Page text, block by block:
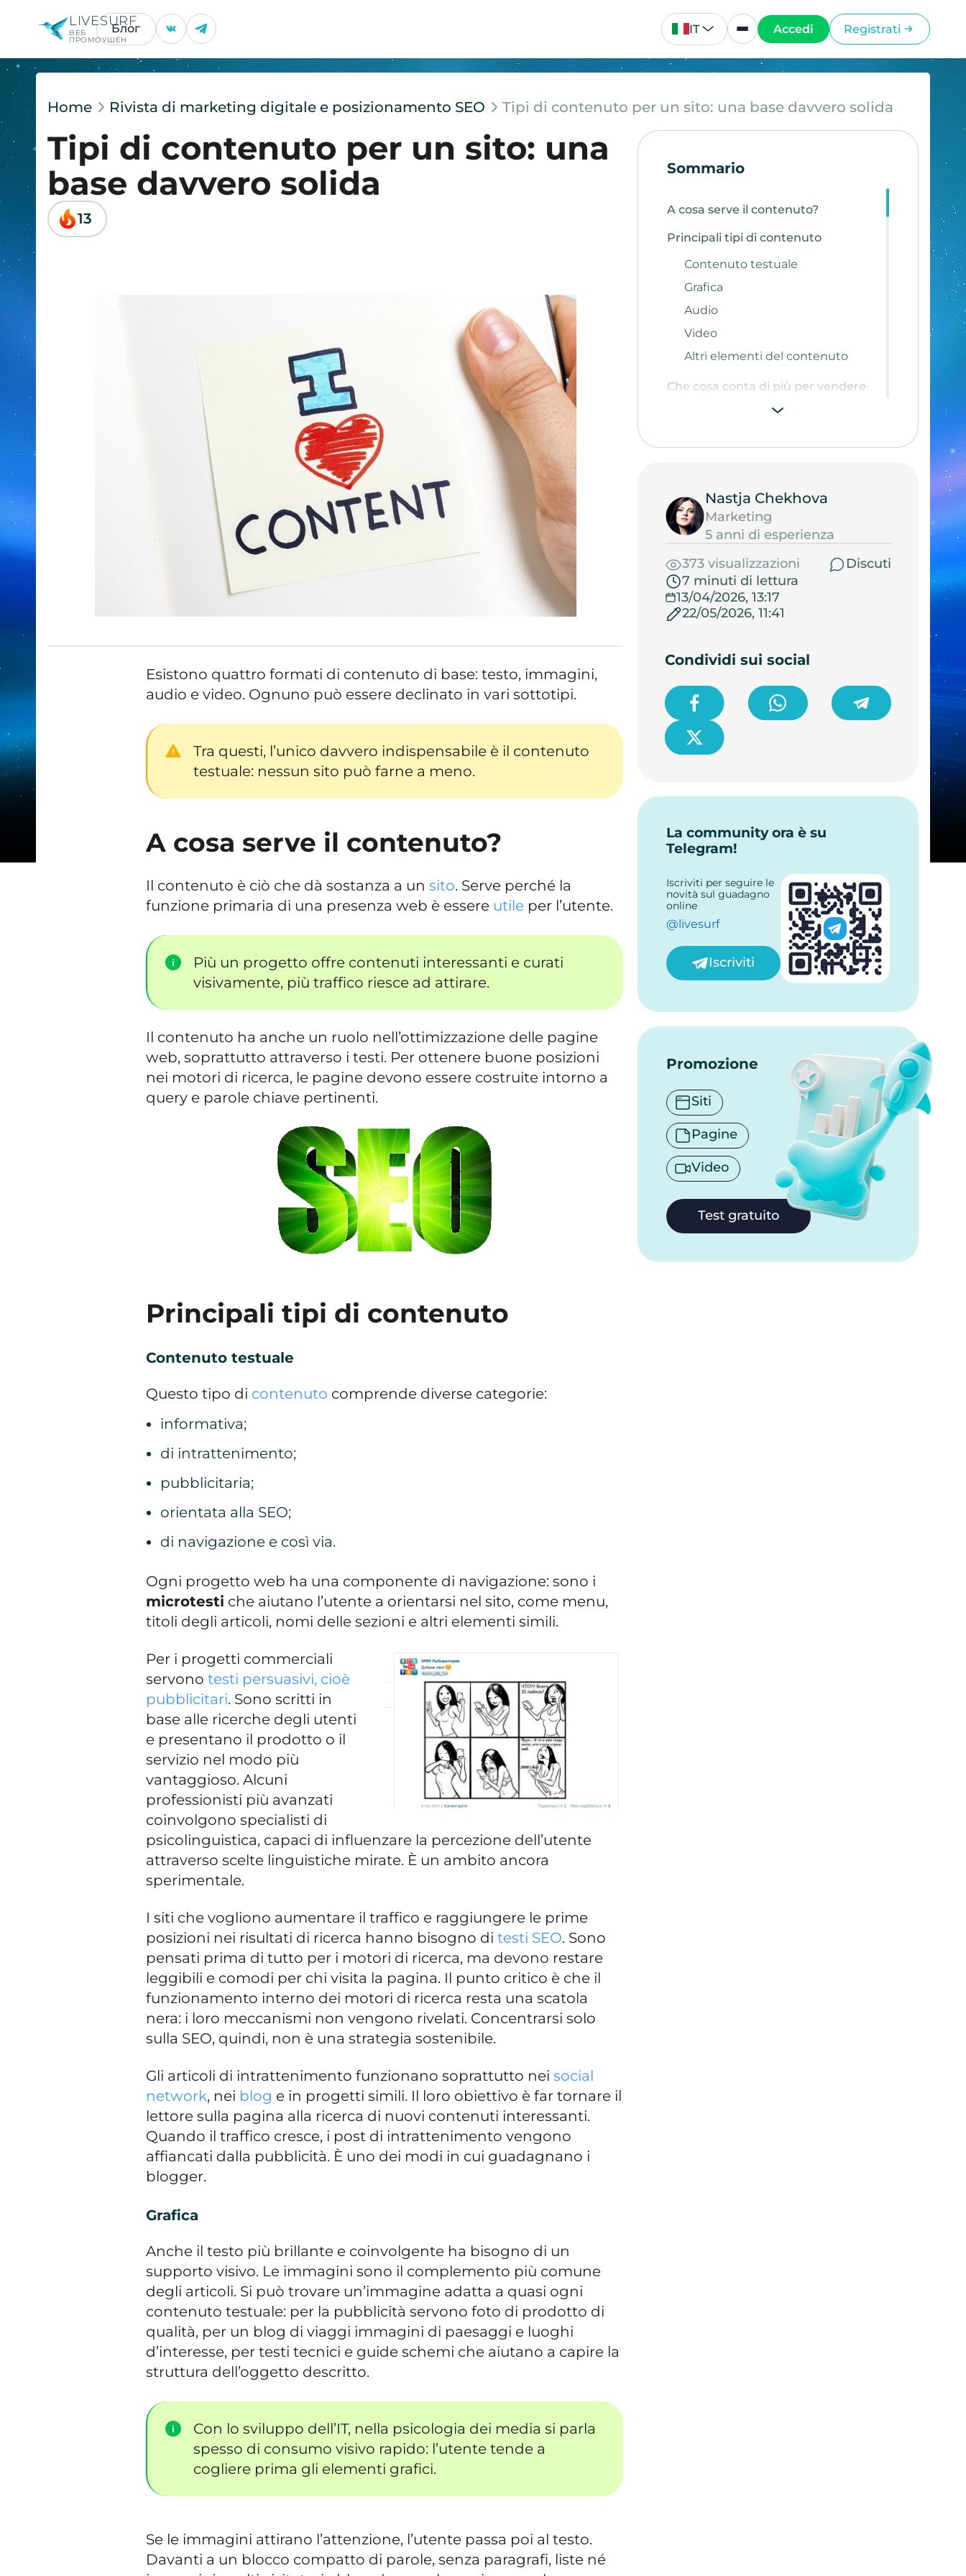
LIVESURF
ВЕБ
ПРОМОУШЕН
Блог IT Accedi Registrati
Home Rivista di marketing digitale e posizionamento SEO Tipi di contenuto per un sito: una base davvero solida
Tipi di contenuto per un sito: una
base davvero solida
13
Esistono quattro formati di contenuto di base: testo, immagini,
audio e video. Ognuno può essere declinato in vari sottotipi.
Tra questi, l’unico davvero indispensabile è il contenuto
testuale: nessun sito può farne a meno.
A cosa serve il contenuto?
Il contenuto è ciò che dà sostanza a unsito. Serve perché la
funzione primaria di una presenza web è essere utile per l’utente.
Più un progetto offre contenuti interessanti e curati
visivamente, più traffico riesce ad attirare.
Il contenuto ha anche un ruolo nell’ottimizzazione delle pagine
web, soprattutto attraverso i testi. Per ottenere buone posizioni
nei motori di ricerca, le pagine devono essere costruite intorno a
query e parole chiave pertinenti.
Principali tipi di contenuto
Contenuto testuale
Questo tipo di contenuto comprende diverse categorie:
informativa;
di intrattenimento;
pubblicitaria;
orientata alla SEO;
di navigazione e così via.
Ogni progetto web ha una componente di navigazione: sono i
microtesti che aiutano l’utente a orientarsi nel sito, come menu,
titoli degli articoli, nomi delle sezioni e altri elementi simili.
Per i progetti commerciali
servonotesti persuasivi, cioè
pubblicitari. Sono scritti in
base alle ricerche degli utenti
e presentano il prodotto o il
servizio nel modo più
vantaggioso. Alcuni
professionisti più avanzati
coinvolgono specialisti di
psicolinguistica, capaci di influenzare la percezione dell’utente
attraverso scelte linguistiche mirate. È un ambito ancora
sperimentale.
I siti che vogliono aumentare il traffico e raggiungere le prime
posizioni nei risultati di ricerca hanno bisogno ditesti SEO. Sono
pensati prima di tutto per i motori di ricerca, ma devono restare
leggibili e comodi per chi visita la pagina. Il punto critico è che il
funzionamento interno dei motori di ricerca resta una scatola
nera: i loro meccanismi non vengono rivelati. Concentrarsi solo
sulla SEO, quindi, non è una strategia sostenibile.
Gli articoli di intrattenimento funzionano soprattutto neisocial
network, nei blog e in progetti simili. Il loro obiettivo è far tornare il
lettore sulla pagina alla ricerca di nuovi contenuti interessanti.
Quando il traffico cresce, i post di intrattenimento vengono
affiancati dalla pubblicità. È uno dei modi in cui guadagnano i
blogger.
Grafica
Anche il testo più brillante e coinvolgente ha bisogno di un
supporto visivo. Le immagini sono il complemento più comune
degli articoli. Si può trovare un’immagine adatta a quasi ogni
contenuto testuale: per la pubblicità servono foto di prodotto di
qualità, per un blog di viaggi immagini di paesaggi e luoghi
d’interesse, per testi tecnici e guide schemi che aiutano a capire la
struttura dell’oggetto descritto.
Con lo sviluppo dell’IT, nella psicologia dei media si parla
spesso di consumo visivo rapido: l’utente tende a
cogliere prima gli elementi grafici.
Se le immagini attirano l’attenzione, l’utente passa poi al testo.
Davanti a un blocco compatto di parole, senza paragrafi, liste né
Sommario
A cosa serve il contenuto?
Principali tipi di contenuto
Contenuto testuale
Grafica
Audio
Video
Altri elementi del contenuto
Che cosa conta di più per vendere
Nastja Chekhova
Marketing
5 anni di esperienza
373 visualizzazioni
Discuti
7 minuti di lettura
13/04/2026, 13:17
22/05/2026, 11:41
Condividi sui social
La community ora è su
Telegram!
Iscriviti per seguire le
novità sul guadagno
online
@livesurf
Iscriviti
Promozione
Siti
Pagine
Video
Test gratuito